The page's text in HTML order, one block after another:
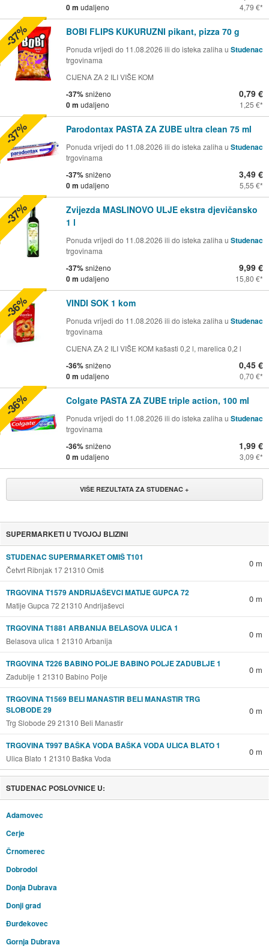
0 m udaljeno 4,79 €
BOBI FLIPS KUKURUZNI pikant, pizza 70 g
Ponuda vrijedi do 11.08.2026 ili do isteka zaliha u Studenac
trgovinama
CIJENA ZA 2 ILI VIŠE KOM
-37%sniženo
0 m udaljeno
0,79 €
1,25 €
-37%
Parodontax PASTA ZA ZUBE ultra clean 75 ml
Ponuda vrijedi do 11.08.2026 ili do isteka zaliha u Studenac
trgovinama
-37%sniženo
0 m udaljeno
3,49 €
5,55 €
-37%
Zvijezda MASLINOVO ULJE ekstra djevičansko
1 l
Ponuda vrijedi do 11.08.2026 ili do isteka zaliha u Studenac
trgovinama
-37%sniženo
0 m udaljeno
9,99 €
15,80 €
-37%
VINDI SOK 1 kom
Ponuda vrijedi do 11.08.2026 ili do isteka zaliha u Studenac
trgovinama
CIJENA ZA 2 ILI VIŠE KOM kašasti 0,2 l, marelica 0,2 l
-36%sniženo
0 m udaljeno
0,45 €
0,70 €
-36%
Colgate PASTA ZA ZUBE triple action, 100 ml
Ponuda vrijedi do 11.08.2026 ili do isteka zaliha u Studenac
trgovinama
-36%sniženo
0 m udaljeno
1,99 €
3,09 €
-36%
VIŠE REZULTATA ZA STUDENAC +
SUPERMARKETI U TVOJOJ BLIZINI
STUDENAC SUPERMARKET OMIŠ T101
Četvrt Ribnjak 17 21310 Omiš
0 m
TRGOVINA T1579 ANDRIJAŠEVCI MATIJE GUPCA 72
Matije Gupca 72 21310 Andrijaševci
0 m
TRGOVINA T1881 ARBANIJA BELASOVA ULICA 1
Belasova ulica 1 21310 Arbanija
0 m
TRGOVINA T226 BABINO POLJE BABINO POLJE ZADUBLJE 1
Zadublje 1 21310 Babino Polje
0 m
TRGOVINA T1569 BELI MANASTIR BELI MANASTIR TRG
SLOBODE 29
Trg Slobode 29 21310 Beli Manastir
0 m
TRGOVINA T997 BAŠKA VODA BAŠKA VODA ULICA BLATO 1
Ulica Blato 1 21310 Baška Voda
0 m
STUDENAC POSLOVNICE U:
Adamovec
Cerje
Črnomerec
Dobrodol
Donja Dubrava
Donji grad
Đurđekovec
Gornja Dubrava